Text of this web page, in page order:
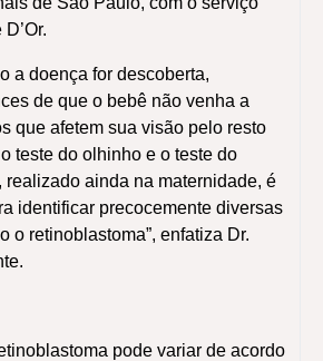
a doença for descoberta,
de que o bebê não venha a
que afetem sua visão pelo resto
teste do olhinho e o teste do
ainda na maternidade, é
identificar precocemente diversas
o retinoblastoma”, enfatiza Dr.
pode variar de acordo